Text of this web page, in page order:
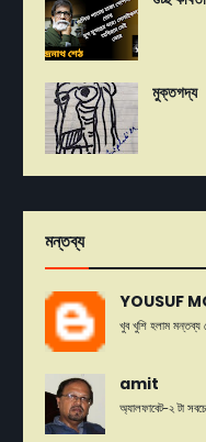
মুক্তগদ্য
মন্তব্য
YOUSUF
খুব খুশি হলাম মন্তব্য
amit
অ্যালফাবেট-২ টা